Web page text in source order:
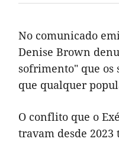
No comunicado
Denise Brown
sofrimento" que os
que qualquer
O conflito que o
travam desde